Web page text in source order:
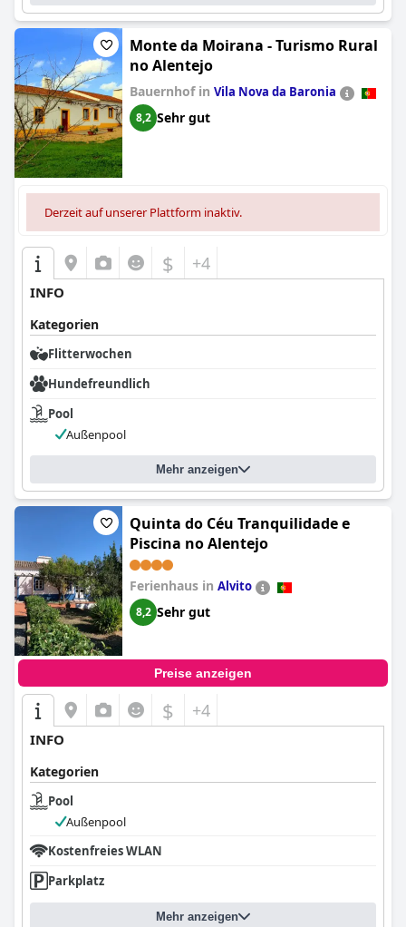
Monte da Moirana - Turismo Rural
no Alentejo
Bauernhof in Vila Nova da Baronia
8,2 Sehr gut
Derzeit auf unserer Plattform inaktiv.
$ +4
INFO
Kategorien
Flitterwochen
Hundefreundlich
Pool
Außenpool
Mehr anzeigen
Quinta do Céu Tranquilidade e
Piscina no Alentejo
Ferienhaus in Alvito
8,2 Sehr gut
Preise anzeigen
$ +4
INFO
Kategorien
Pool
Außenpool
Kostenfreies WLAN
Parkplatz
Mehr anzeigen